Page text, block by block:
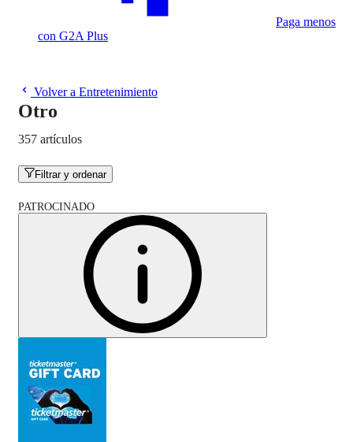
Paga menos
con G2A Plus
Volver a Entretenimiento
Otro
357 artículos
Filtrar y ordenar
PATROCINADO